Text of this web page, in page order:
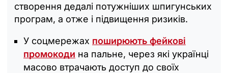
створення дедалі потужніших шпигунських
програм, а отже і підвищення ризиків.
У соцмережах поширюють фейкові
промокоди на пальне, через які українці
масово втрачають доступ до своїх